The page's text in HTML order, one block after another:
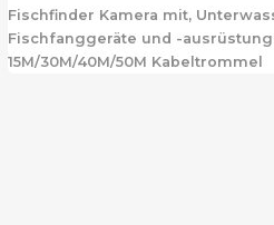
Fischfinder Kamera mit,
Fischfanggeräte und -
15M/30M/40M/50M Kabeltrommel